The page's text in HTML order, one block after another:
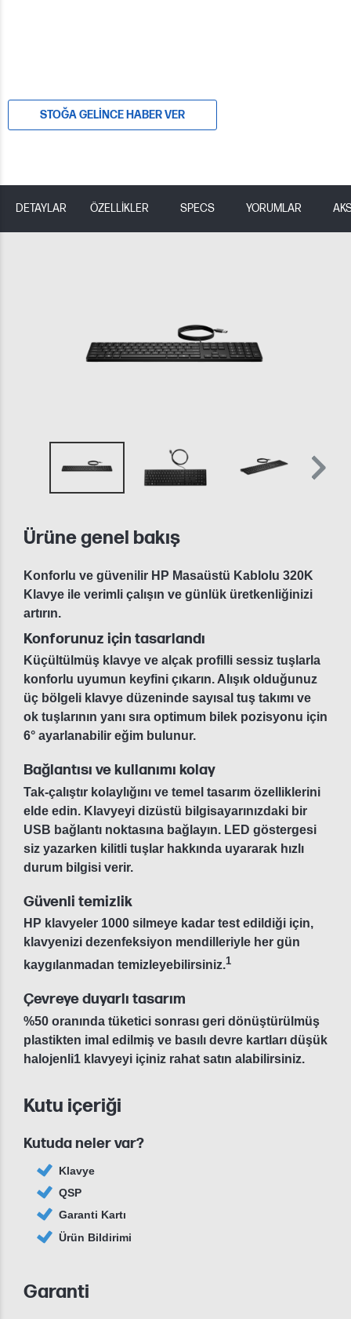
STOĞA GELINCE HABER VER
DETAYLAR ÖZELLİKLER SPECS YORUMLAR
Ürüne genel bakış
Konforlu ve güvenilir HP Masaüstü Kablolu 320K
Klavye ile verimli çalışın ve günlük üretkenliğinizi
artırın.
Konforunuz için tasarlandı
Küçültülmüş klavye ve alçak profilli sessiz tuşlarla
konforlu uyumun keyfini çıkarın. Alışık olduğunuz
üç bölgeli klavye düzeninde sayısal tuş takımı ve
ok tuşlarının yanı sıra optimum bilek pozisyonu için
6° ayarlanabilir eğim bulunur.
Bağlantısı ve kullanımı kolay
Tak-çalıştır kolaylığını ve temel tasarım özelliklerini
elde edin. Klavyeyi dizüstü bilgisayarınızdaki bir
USB bağlantı noktasına bağlayın. LED göstergesi
siz yazarken kilitli tuşlar hakkında uyararak hızlı
durum bilgisi verir.
Güvenli temizlik
HP klavyeler 1000 silmeye kadar test edildiği için,
klavyenizi dezenfeksiyon mendilleriyle her gün
kaygılanmadan temizleyebilirsiniz.1
Çevreye duyarlı tasarım
%50 oranında tüketici sonrası geri dönüştürülmüş
plastikten imal edilmiş ve basılı devre kartları düşük
halojenli1 klavyeyi içiniz rahat satın alabilirsiniz.
Kutu içeriği
Kutuda neler var?
Klavye
QSP
Garanti Kartı
Ürün Bildirimi
Garanti